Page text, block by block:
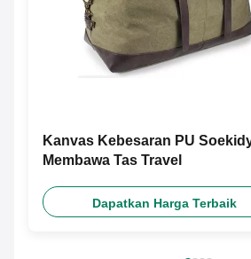
Kanvas Kebesaran PU
Membawa Tas Travel
Dapatkan Harga Terbaik